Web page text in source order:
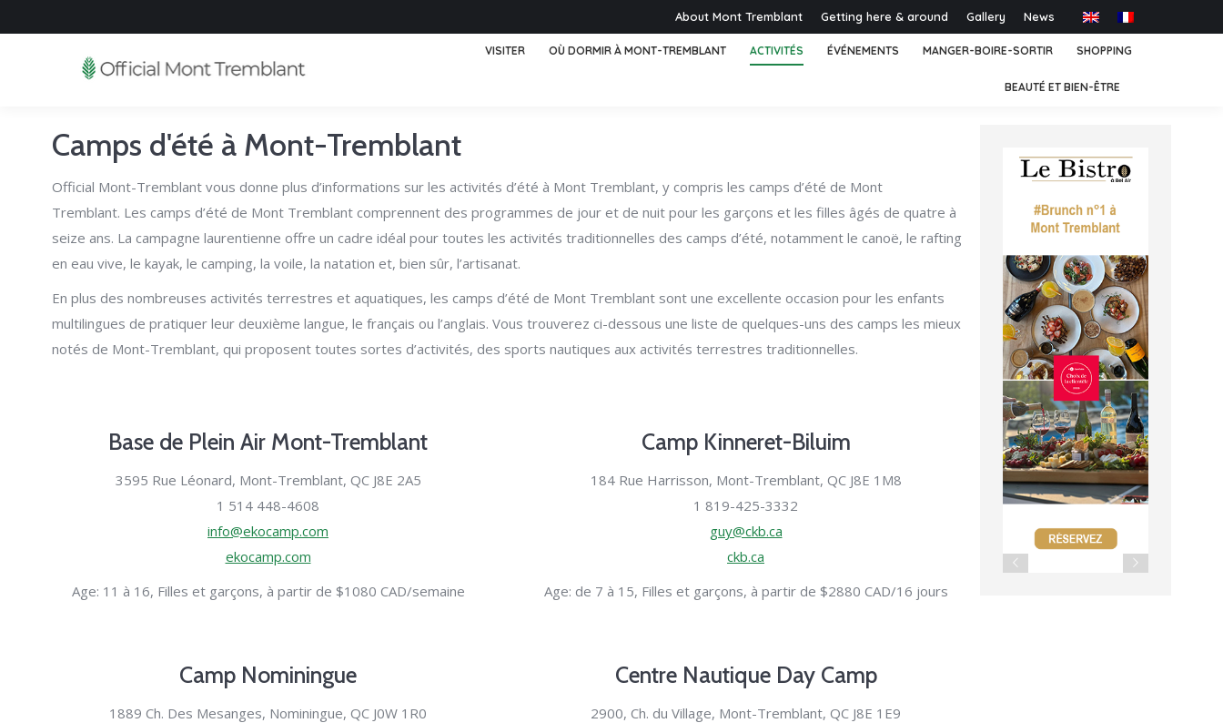
About Mont Tremblant Getting here & around Gallery News
VISITER OÙ DORMIR À MONT-TREMBLANT ACTIVITÉS ÉVÉNEMENTS MANGER-BOIRE-SORTIR SHOPPING
BEAUTÉ ET BIEN-ÊTRE
Camps d'été à Mont-Tremblant
Official Mont-Tremblant vous donne plus d’informations sur les activités d’été à Mont Tremblant, y compris les camps d’été de Mont
Tremblant. Les camps d’été de Mont Tremblant comprennent des programmes de jour et de nuit pour les garçons et les filles âgés de quatre à
seize ans. La campagne laurentienne offre un cadre idéal pour toutes les activités traditionnelles des camps d’été, notamment le canoë, le rafting
en eau vive, le kayak, le camping, la voile, la natation et, bien sûr, l’artisanat.
En plus des nombreuses activités terrestres et aquatiques, les camps d’été de Mont Tremblant sont une excellente occasion pour les enfants
multilingues de pratiquer leur deuxième langue, le français ou l’anglais. Vous trouverez ci-dessous une liste de quelques-uns des camps les mieux
notés de Mont-Tremblant, qui proposent toutes sortes d’activités, des sports nautiques aux activités terrestres traditionnelles.
Base de Plein Air Mont-Tremblant
3595 Rue Léonard, Mont-Tremblant, QC J8E 2A5
1 514 448-4608
info@ekocamp.com
ekocamp.com
Age: 11 à 16, Filles et garçons, à partir de $1080 CAD/semaine
Camp Kinneret-Biluim
184 Rue Harrisson, Mont-Tremblant, QC J8E 1M8
1 819-425-3332
guy@ckb.ca
ckb.ca
Age: de 7 à 15, Filles et garçons, à partir de $2880 CAD/16 jours
Camp Nominingue
1889 Ch. Des Mesanges, Nominingue, QC J0W 1R0
Centre Nautique Day Camp
2900, Ch. du Village, Mont-Tremblant, QC J8E 1E9